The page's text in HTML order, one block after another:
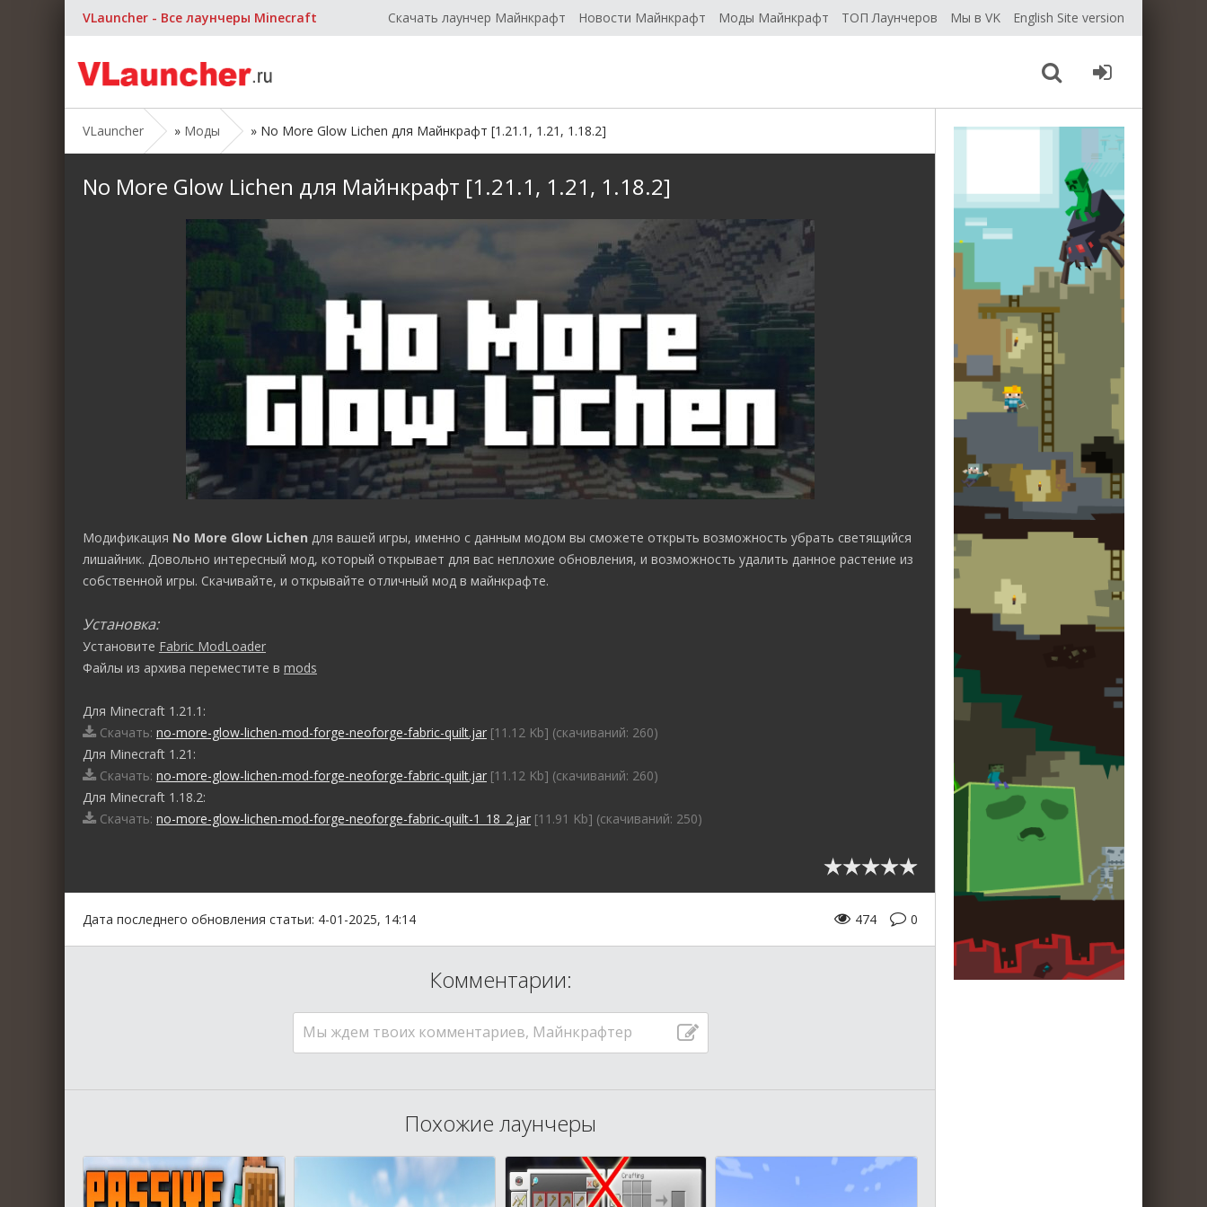
VLauncher - Все лаунчеры Minecraft Скачать лаунчер Майнкрафт Новости Майнкрафт Моды Майнкрафт ТОП Лаунчеров Мы в VK English Site version
VLauncher » Моды » No More Glow Lichen для Майнкрафт [1.21.1, 1.21, 1.18.2]
No More Glow Lichen для Майнкрафт [1.21.1, 1.21, 1.18.2]
Модификация No More Glow Lichen для вашей игры, именно с данным модом вы сможете открыть возможность убрать светящийся
лишайник. Довольно интересный мод, который открывает для вас неплохие обновления, и возможность удалить данное растение из
собственной игры. Скачивайте, и открывайте отличный мод в майнкрафте.
Установка:
Установите Fabric ModLoader
Файлы из архива переместите в mods
Для Minecraft 1.21.1:
Скачать: no-more-glow-lichen-mod-forge-neoforge-fabric-quilt.jar [11.12 Kb] (cкачиваний: 260)
Для Minecraft 1.21:
Скачать: no-more-glow-lichen-mod-forge-neoforge-fabric-quilt.jar [11.12 Kb] (cкачиваний: 260)
Для Minecraft 1.18.2:
Скачать: no-more-glow-lichen-mod-forge-neoforge-fabric-quilt-1_18_2.jar [11.91 Kb] (cкачиваний: 250)
Дата последнего обновления статьи: 4-01-2025, 14:14 0
474
Комментарии:
Мы ждем твоих комментариев, Майнкрафтер
Похожие лаунчеры